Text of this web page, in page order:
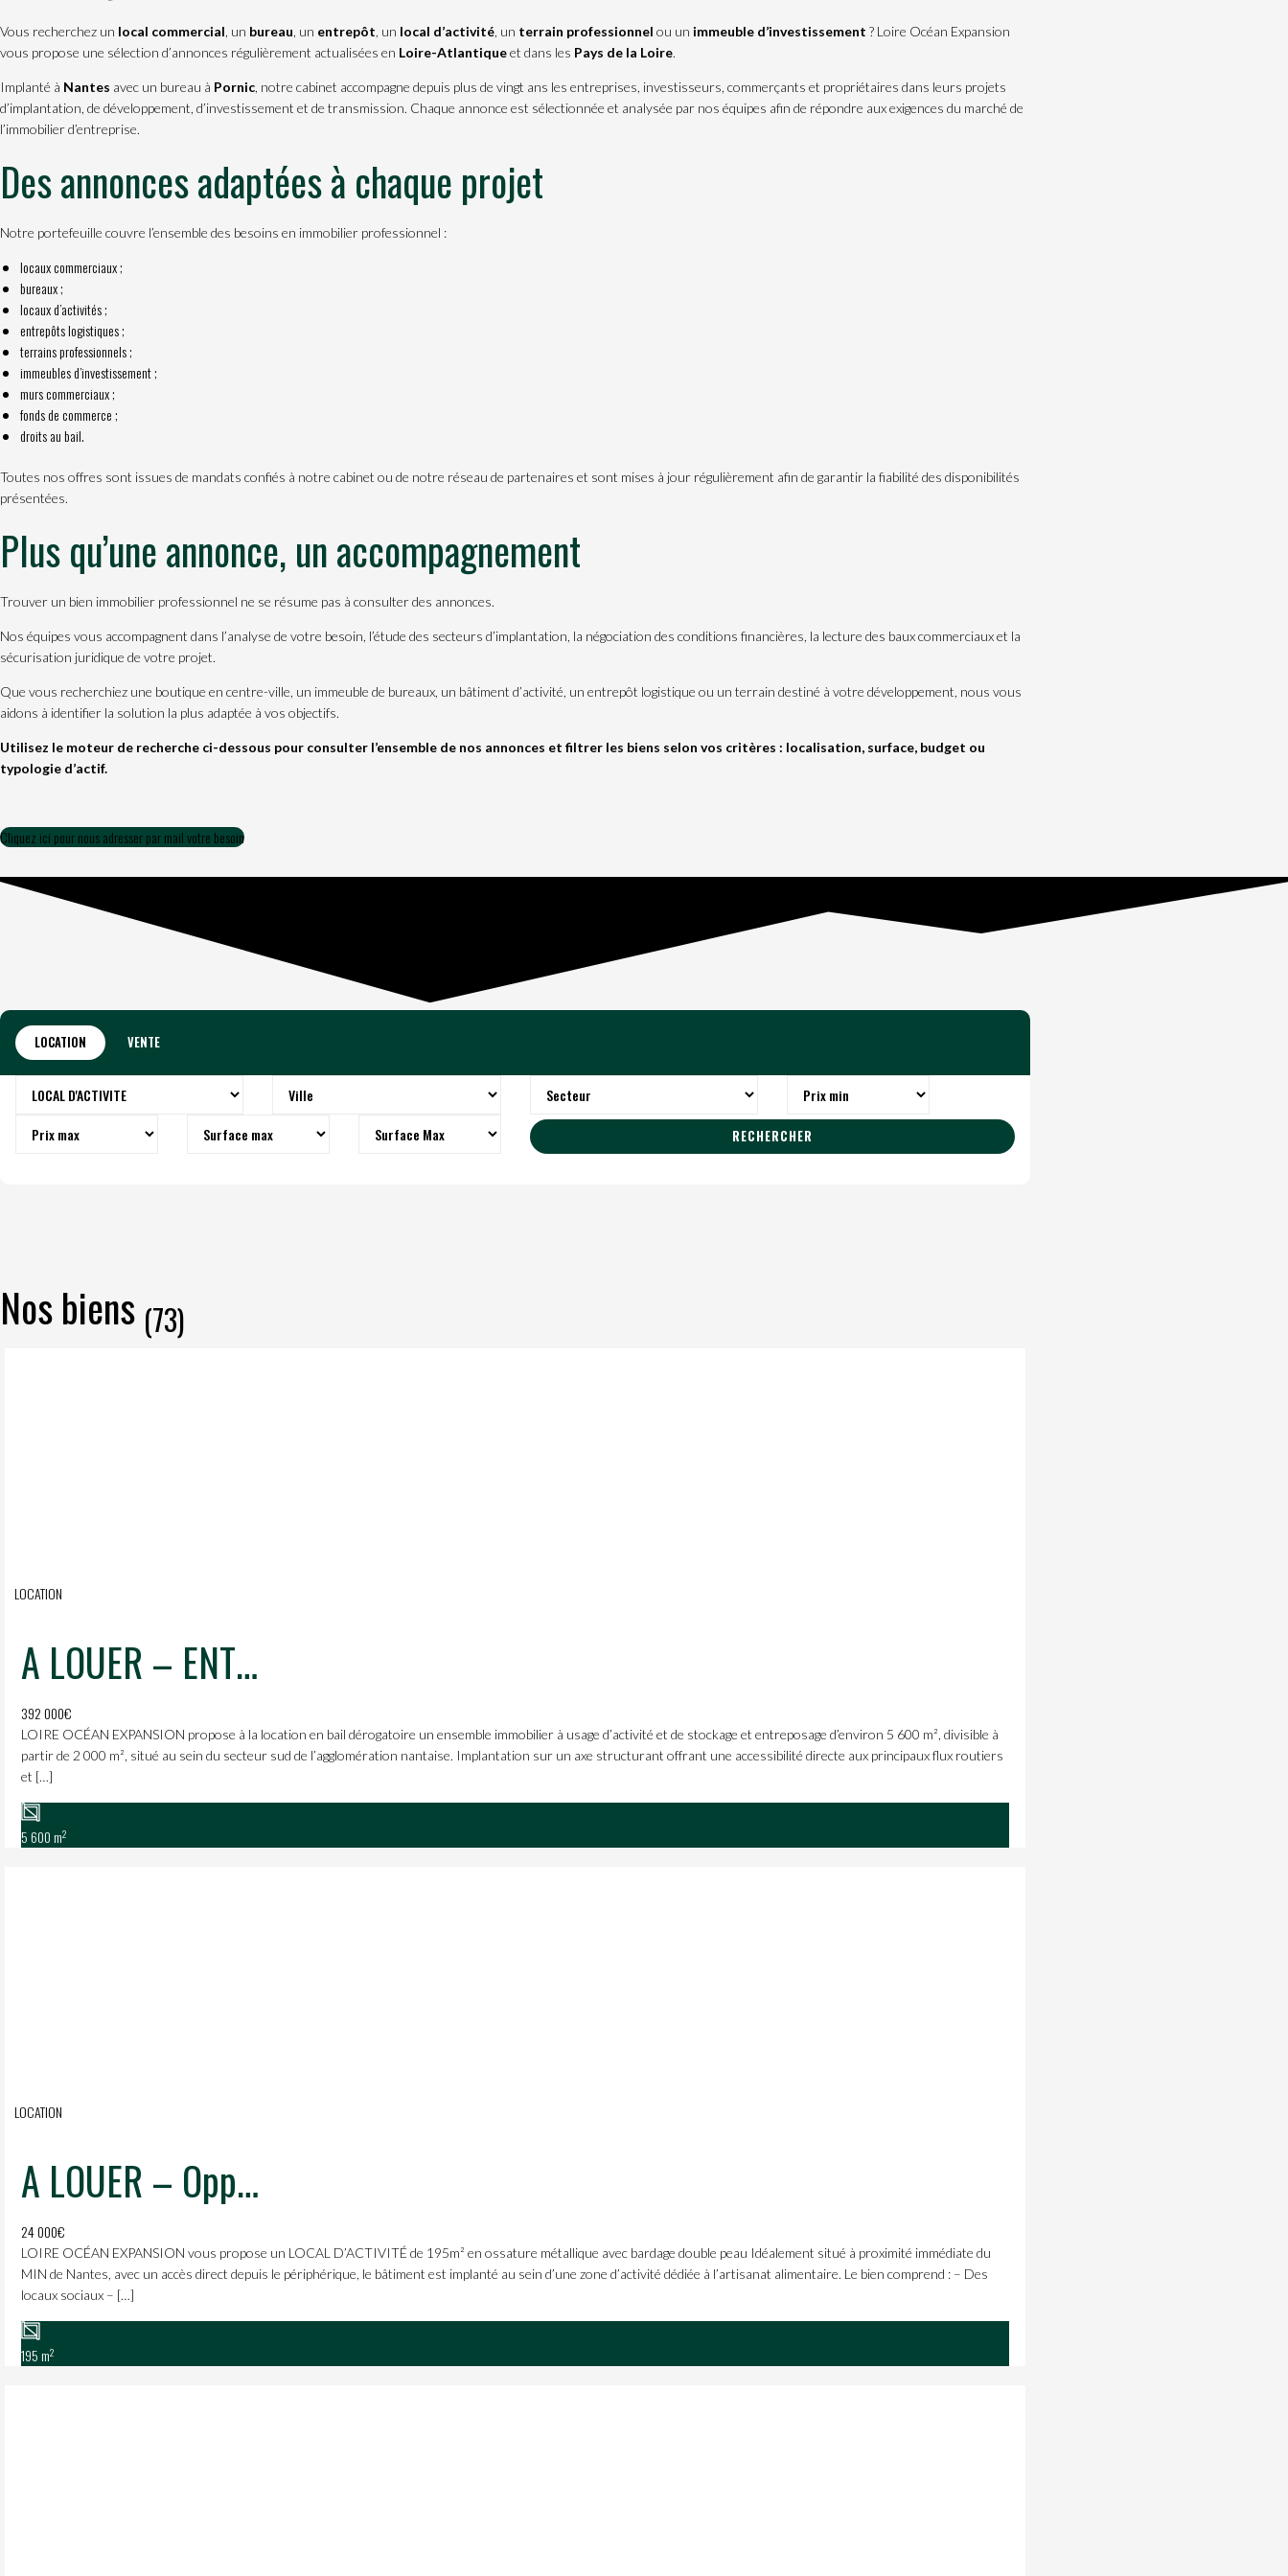
Vous recherchez un local commercial , un bureau , un entrepôt , un local d’activité , un terrain professionnel ou un immeuble d’investissement ? Loire Océan Expansion
vous propose une sélection d’annonces régulièrement actualisées en Loire-Atlantiqueet dans les Pays de la Loire.
Implanté à Nantes avec un bureau à Pornic , notre cabinet accompagne depuis plus de vingt ans les entreprises, investisseurs, commerçants et propriétaires dans leurs projets
d’implantation, de développement, d’investissement et de transmission. Chaque annonce est sélectionnée et analysée par nos équipes afin de répondre aux exigences du marché de
l’immobilier d’entreprise.
Des annonces adaptées à chaque projet
Notre portefeuille couvre l’ensemble des besoins en immobilier professionnel :
locaux commerciaux;
bureaux ;
locaux d’activités ;
entrepôts logistiques ;
terrains professionnels ;
immeubles d’investissement ;
murs commerciaux ;
fonds de commerce ;
droits au bail.
Toutes nos offres sont issues de mandats confiés à notre cabinet ou de notre réseau de partenaires et sont mises à jour régulièrement afin de garantir la fiabilité des disponibilités
présentées.
Plus qu’une annonce, un accompagnement
Trouver un bien immobilier professionnel ne se résume pas à consulter des annonces.
Nos équipes vous accompagnent dans l’analyse de votre besoin, l’étude des secteurs d’implantation, la négociation des conditions financières, la lecture des baux commerciaux et la
sécurisation juridique de votre projet.
Que vous recherchiez une boutique en centre-ville, un immeuble de bureaux, un bâtiment d’activité, un entrepôt logistique ou un terrain destiné à votre développement, nous vous
aidons à identifier la solution la plus adaptée à vos objectifs.
Utilisez le moteur de recherche ci-dessous pour consulter l’ensemble de nos annonces et filtrer les biens selon vos critères : localisation, surface, budget ou
typologie d’actif.
Cliquez ici pour nous adresser par mail votre besoin
LOCATION VENTE
RECHERCHER
Nos biens (73)
LOCATION
A LOUER – ENTREPOTS URBAINS – 5600m2
392 000€
LOIRE OCÉAN EXPANSION propose à la location en bail dérogatoire un ensemble immobilier à usage d’activité et de stockage et entreposage d’environ 5 600 m², divisible à
partir de 2 000 m², situé au sein du secteur sud de l’agglomération nantaise. Implantation sur un axe structurant offrant une accessibilité directe aux principaux flux routiers
et […]
5 600 m2
LOCATION
A LOUER – Opportunité rare de 195m² dédiés à l’alimentaire en zone artisanale proche du MIN de Nantes.
24 000€
LOIRE OCÉAN EXPANSION vous propose un LOCAL D’ACTIVITÉ de 195m² en ossature métallique avec bardage double peau Idéalement situé à proximité immédiate du
MIN de Nantes, avec un accès direct depuis le périphérique, le bâtiment est implanté au sein d’une zone d’activité dédiée à l’artisanat alimentaire. Le bien comprend : – Des
locaux sociaux – […]
195 m2